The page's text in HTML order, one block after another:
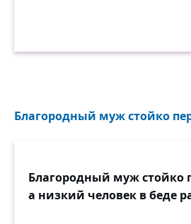
Благородный муж стойко
Благородный муж стойко
а низкий человек в беде